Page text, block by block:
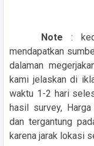
Note :
mendapatkan
dalaman
kami jelaskan di
waktu 1-2 hari
hasil survey,
dan tergantung
karena jarak lokasi